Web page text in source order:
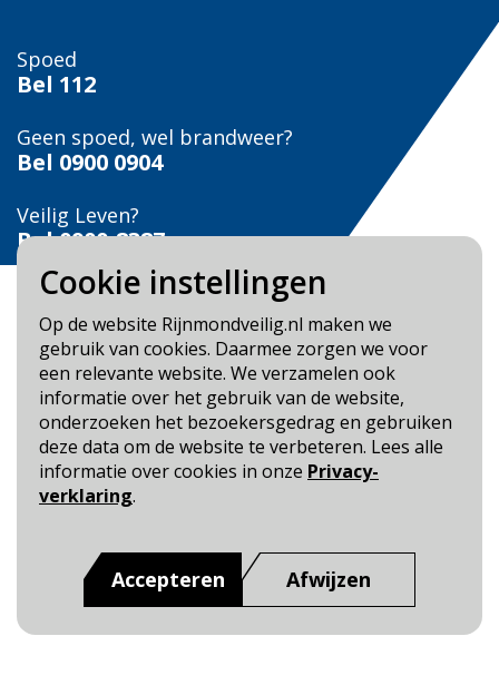
Cookie instellingen
Op de website Rijnmondveilig.nl maken we
gebruik van cookies. Daarmee zorgen we voor
een relevante website. We verzamelen ook
informatie over het gebruik van de website,
onderzoeken het bezoekersgedrag en gebruiken
deze data om de website te verbeteren. Lees alle
informatie over cookies in onze Privacy-
verklaring.
Accepteren Afwijzen
Spoed
Bel 112
Geen spoed, wel brandweer?
Bel 0900 0904
Veilig Leven?
Bel 0900-8387
Blijf op de hoogte
Cookie- en Privacybeleid
Toegankelijkheid